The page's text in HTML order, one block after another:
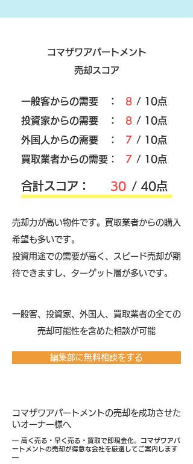
コマザワアパートメント
売却スコア
​一般客からの需要 ： 8 / 10点
​投資家からの需要 ：
8 / 10点
外国人からの需要 ：
7 / 10点
買取業者からの需要：
7 / 10点
​合計スコア： 30 / 40点
売却力が高い物件です。買取業者からの購入
希望も多いです。
投資用途での需要が高く、スピード売却が期
待できますし、ターゲット層が多いです。
​一般客、投資家、外国人、買取業者の全ての
売却可能性を含めた相談が可能
編集部に無料相談をする
コマザワアパートメントの売却を成功させた
いオーナー様へ
― 高く売る・早く売る・買取で即現金化。コマザワアパ
ートメントの売却が得意な会社を厳選してご案内します
―